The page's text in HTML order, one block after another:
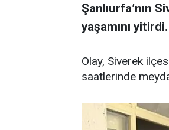
Şanlıurfa’nın
yaşamını yitirdi.
Olay, Siverek
saatlerinde